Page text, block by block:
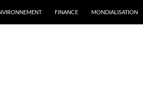
FINANCE MONDIALISATION